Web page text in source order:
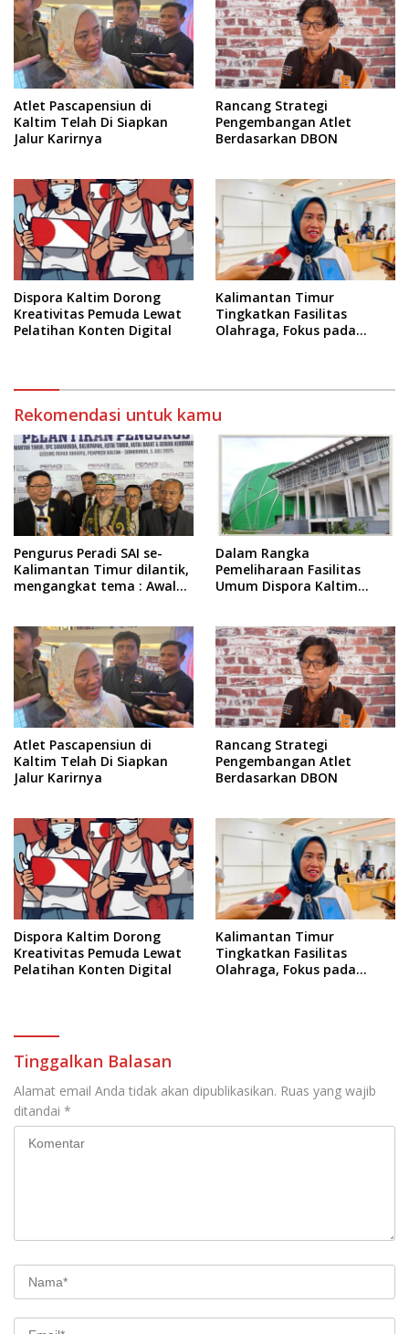
Atlet Pascapensiun di
Kaltim Telah Di Siapkan
Jalur Karirnya
Rancang Strategi
Pengembangan Atlet
Berdasarkan DBON
Dispora Kaltim Dorong
Kreativitas Pemuda Lewat
Pelatihan Konten Digital
Kalimantan Timur
Tingkatkan Fasilitas
Olahraga, Fokus pada
Rekomendasi untuk kamu
Pengurus Peradi SAI se-
Kalimantan Timur dilantik,
mengangkat tema : Awal
Dalam Rangka
Pemeliharaan Fasilitas
Umum Dispora Kaltim
Atlet Pascapensiun di
Kaltim Telah Di Siapkan
Jalur Karirnya
Rancang Strategi
Pengembangan Atlet
Berdasarkan DBON
Dispora Kaltim Dorong
Kreativitas Pemuda Lewat
Pelatihan Konten Digital
Kalimantan Timur
Tingkatkan Fasilitas
Olahraga, Fokus pada
Tinggalkan Balasan
Alamat email Anda tidak akan dipublikasikan. Ruas yang wajib
ditandai *